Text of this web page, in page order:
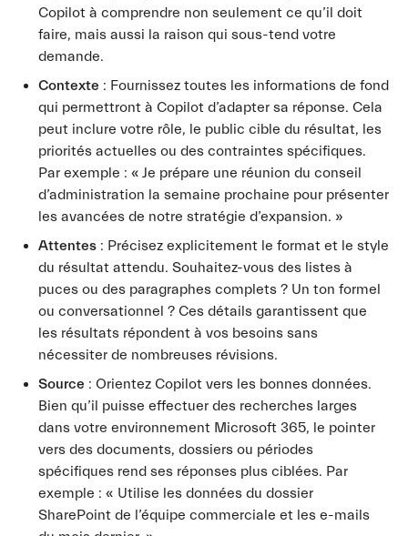
Copilot à comprendre non seulement ce qu’il doit
faire, mais aussi la raison qui sous-tend votre
demande.
Contexte : Fournissez toutes les informations de fond
qui permettront à Copilot d’adapter sa réponse. Cela
peut inclure votre rôle, le public cible du résultat, les
priorités actuelles ou des contraintes spécifiques.
Par exemple : « Je prépare une réunion du conseil
d’administration la semaine prochaine pour présenter
les avancées de notre stratégie d’expansion. »
Attentes : Précisez explicitement le format et le style
du résultat attendu. Souhaitez-vous des listes à
puces ou des paragraphes complets ? Un ton formel
ou conversationnel ? Ces détails garantissent que
les résultats répondent à vos besoins sans
nécessiter de nombreuses révisions.
Source : Orientez Copilot vers les bonnes données.
Bien qu’il puisse effectuer des recherches larges
dans votre environnement Microsoft 365, le pointer
vers des documents, dossiers ou périodes
spécifiques rend ses réponses plus ciblées. Par
exemple : « Utilise les données du dossier
SharePoint de l’équipe commerciale et les e-mails